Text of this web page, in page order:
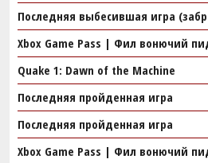
Последняя выбесившая игра
Xbox Game Pass | Фил вонючий
Quake 1: Dawn of the Machine
Последняя пройденная игра
Последняя пройденная игра
Xbox Game Pass | Фил вонючий